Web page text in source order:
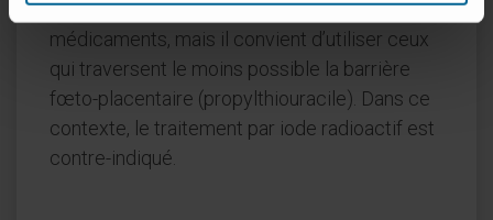
grossesse, elle peut être traitée par des
médicaments, mais il convient d’utiliser ceux
qui traversent le moins possible la barrière
fœto-placentaire (propylthiouracile). Dans ce
contexte, le traitement par iode radioactif est
contre-indiqué.